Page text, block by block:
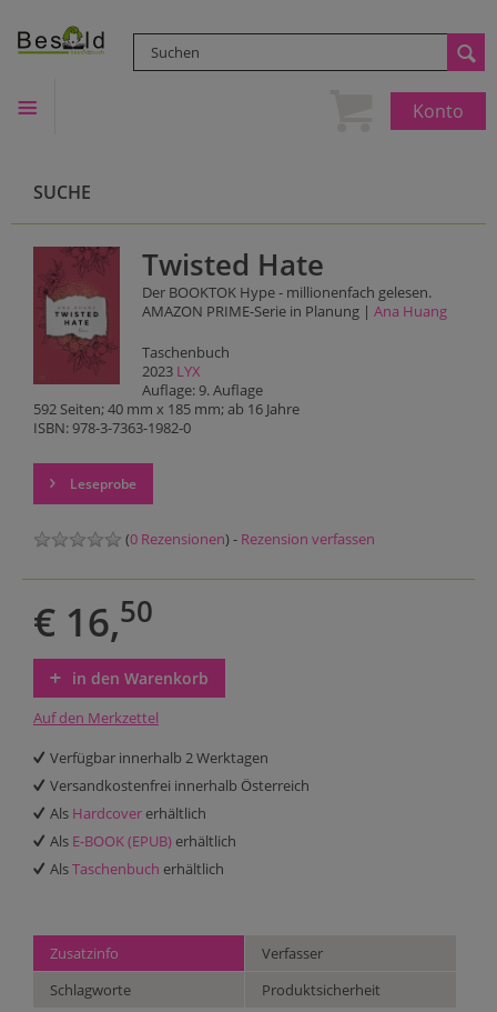
Konto
SUCHE
Twisted Hate
Der BOOKTOK Hype - millionenfach gelesen.
AMAZON PRIME-Serie in Planung | Ana Huang
Taschenbuch
2023 LYX
Auflage: 9. Auflage
592 Seiten; 40 mm x 185 mm; ab 16 Jahre
ISBN: 978-3-7363-1982-0
Leseprobe
(0 Rezensionen) - Rezension verfassen
€ 16,50
in den Warenkorb
Auf den Merkzettel
Verfügbar innerhalb 2 Werktagen
Versandkostenfrei innerhalb Österreich
Als Hardcover erhältlich
Als E-BOOK (EPUB) erhältlich
AlsTaschenbuch erhältlich
Zusatzinfo
Verfasser
Schlagworte
Produktsicherheit